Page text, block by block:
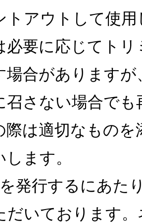
トアウトして使用
必要に応じてト
場合があります
召さない場合で
際は適切なもの
ます。
発行するにあた
だいております